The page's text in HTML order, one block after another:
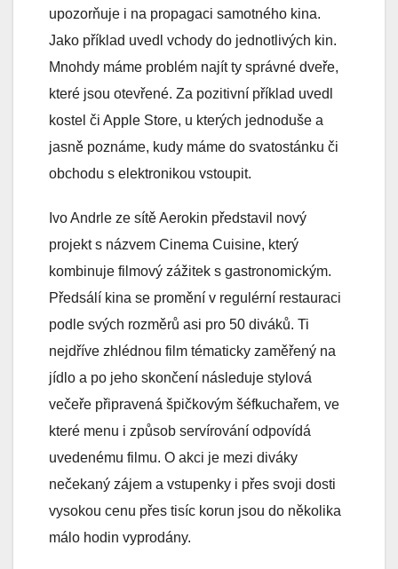
upozorňuje i na propagaci samotného kina.
Jako příklad uvedl vchody do jednotlivých kin.
Mnohdy máme problém najít ty správné dveře,
které jsou otevřené. Za pozitivní příklad uvedl
kostel či Apple Store, u kterých jednoduše a
jasně poznáme, kudy máme do svatostánku či
obchodu s elektronikou vstoupit.
Ivo Andrle ze sítě Aerokin představil nový
projekt s názvem Cinema Cuisine, který
kombinuje filmový zážitek s gastronomickým.
Předsálí kina se promění v regulérní restauraci
podle svých rozměrů asi pro 50 diváků. Ti
nejdříve zhlédnou film tématicky zaměřený na
jídlo a po jeho skončení následuje stylová
večeře připravená špičkovým šéfkuchařem, ve
které menu i způsob servírování odpovídá
uvedenému filmu. O akci je mezi diváky
nečekaný zájem a vstupenky i přes svoji dosti
vysokou cenu přes tisíc korun jsou do několika
málo hodin vyprodány.